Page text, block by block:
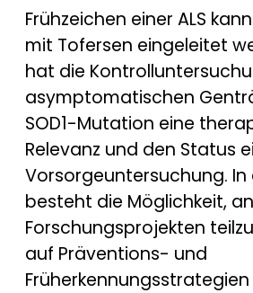
Frühzeichen einer ALS
mit Tofersen eingeleitet
hat die
asymptomatischen
SOD1-Mutation eine
Relevanz und den Status
Vorsorgeuntersuchung. In
besteht die Möglichkeit, an
Forschungsprojekten
auf Präventions- und
Früherkennungsstrategien